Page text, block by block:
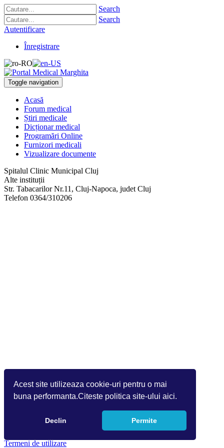
Acest site utilizeaza cookie-uri pentru o mai
buna performanta.Citeste politica site-ului aici.
Declin Permite
Search
Search
Autentificare
Înregistrare
Toggle navigation
Acasă
Forum medical
Știri medicale
Dicționar medical
Programări Online
Furnizori medicali
Vizualizare documente
Spitalul Clinic Municipal Cluj
Alte instituții
Str. Tabacarilor Nr.11 , Cluj-Napoca, judet Cluj
Telefon 0364/310206
Termeni de utilizare